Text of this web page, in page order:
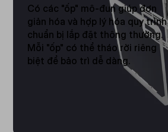
Có các "ốp" mô-đun giúp đơn
giản hóa và hợp lý hóa quy trình
chuẩn bị lắp đặt thông thường.
Mỗi "ốp" có thể tháo rời riêng
biệt để bảo trì dễ dàng.